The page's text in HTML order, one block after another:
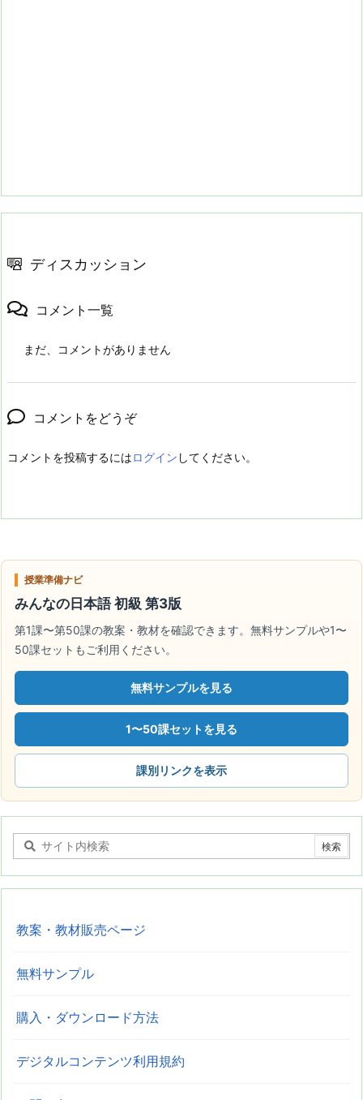
ディスカッション
コメント一覧
まだ、コメントがありません
コメントをどうぞ
コメントを投稿するにはログイン してください。
授業準備ナビ
みんなの日本語 初級 第3版
第1課〜第50課の教案・教材を確認できます。無料サンプルや1〜
50課セットもご利用ください。
無料サンプルを見る
1〜50課セットを見る
課別リンクを表示
教案・教材販売ページ
無料サンプル
購入・ダウンロード方法
デジタルコンテンツ利用規約